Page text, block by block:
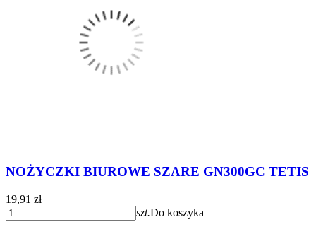
NOŻYCZKI BIUROWE SZARE GN300GC TETIS
19,91 zł
szt.Do koszyka